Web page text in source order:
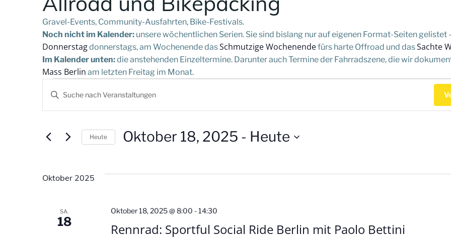
Gravel-Events, Community-Ausfahrten, Bike-Festivals.
Noch nicht im Kalender: unsere wöchentlichen Serien. Sie sind bislang nur auf eigenen Format-Seiten gelistet
Donnerstagdonnerstags, am Wochenende dasSchmutzige Wochenendefürs harte Offroad und dasSachte
Im Kalender unten:die anstehenden Einzeltermine. Darunter auch Termine der Fahrradszene, die wir
Mass Berlin am letzten Freitag im Monat.
Veranstaltungen
V
e
r
n
Bitte
nach
Heute Oktober 18, 2025 - Heute
Oktober 2025
SA.
18 Rennrad: Sportful Social Ride Berlin mit Paolo Bettini
Oktober 18, 2025 @ 8:00 -14:30